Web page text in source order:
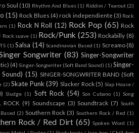
Soul (10) Rhythm And Blues (1) Riddim / Tearout (2)
(15) Rock Blues (4) rock independiente (3) Rock
(1) Rock N Roll (12) Rock Pop (65) Rock
Rock suave (1) Rock/Punk (253) Rockabilly (8)
(1) Salsa (14) Scandinavian Based (1) Screamo (8)
Songwriter (83) Singer-Songwriter
(4) Singer-Songwriter (Soft Band Sound) (1) Singer-
(15) SINGER-SONGWRITER BAND (Soft
(2) Skate Punk (39) Slacker Rock (5) Slap House /
Sludge (1) Soft Rock (54) Son Cubano (1) Song
ROCK (9) Soundscape (3) Soundtrack (7) South
(2) Southern Rock (3) Southern Rock / Red (1)
Rock / Red Dirt (65) Spoken Word (1)